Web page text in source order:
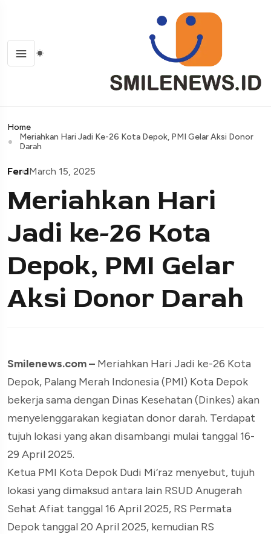
Home
Meriahkan Hari Jadi Ke-26 Kota Depok, PMI Gelar Aksi Donor
Darah
FerdMarch 15, 2025
Meriahkan Hari
Jadi ke-26 Kota
Depok, PMI Gelar
Aksi Donor Darah
Smilenews.com – Meriahkan Hari Jadi ke-26 Kota
Depok, Palang Merah Indonesia (PMI) Kota Depok
bekerja sama dengan Dinas Kesehatan (Dinkes) akan
menyelenggarakan kegiatan donor darah. Terdapat
tujuh lokasi yang akan disambangi mulai tanggal 16-
29 April 2025.
Ketua PMI Kota Depok Dudi Mi’raz menyebut, tujuh
lokasi yang dimaksud antara lain RSUD Anugerah
Sehat Afiat tanggal 16 April 2025, RS Permata
Depok tanggal 20 April 2025, kemudian RS